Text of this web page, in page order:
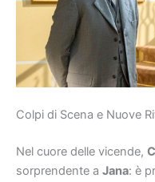
Colpi di Scena e Nuove
Nel cuore delle vicende,
sorprendente a Jana: è